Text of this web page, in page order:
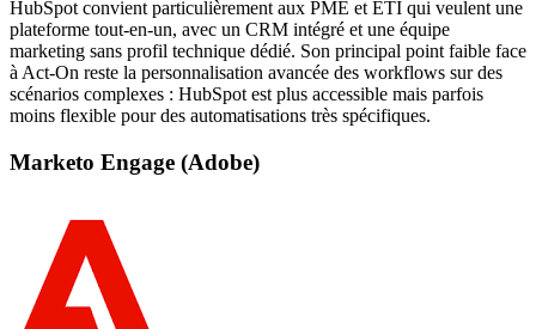
HubSpot convient particulièrement aux PME et ETI qui veulent une
plateforme tout-en-un, avec un CRM intégré et une équipe
marketing sans profil technique dédié. Son principal point faible face
à Act-On reste la personnalisation avancée des workflows sur des
scénarios complexes : HubSpot est plus accessible mais parfois
moins flexible pour des automatisations très spécifiques.
Marketo Engage (Adobe)